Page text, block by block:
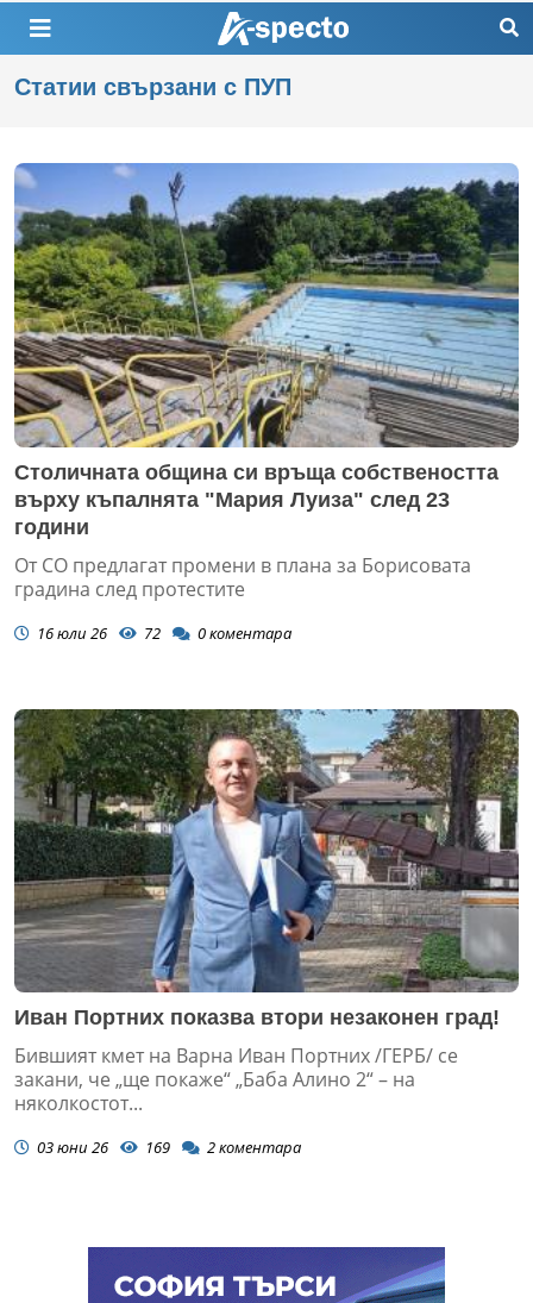
Статии свързани с ПУП
Столичната община си връща собствеността
върху къпалнята "Мария Луиза" след 23
години
От СО предлагат промени в плана за Борисовата
градина след протестите
16 юли 26 72 0коментара
Иван Портних показва втори незаконен град!
Бившият кмет на Варна Иван Портних /ГЕРБ/ се
закани, че „ще покаже“ „Баба Алино 2“ – на
няколкостот...
03 юни 26 169 2коментара